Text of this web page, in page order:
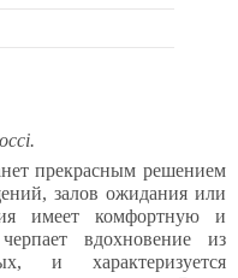
прекрасным решением
залов ожидания или
имеет комфортную и
вдохновение из
и характеризуется